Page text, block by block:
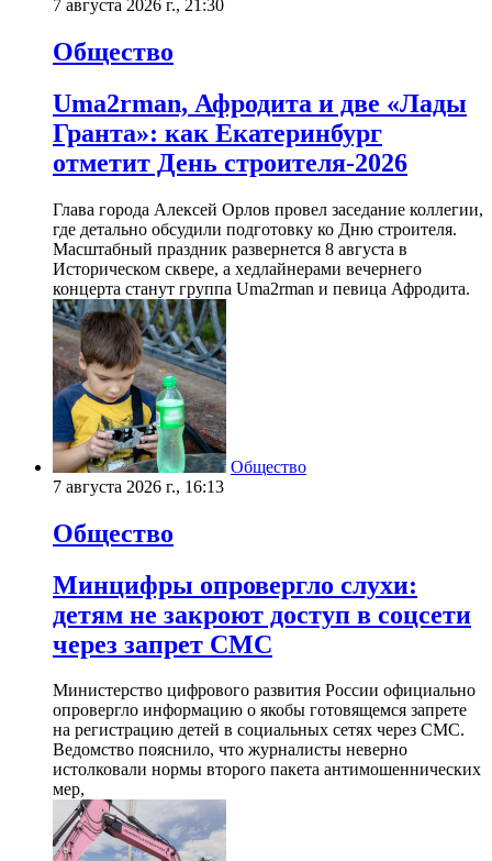
7 августа 2026 г., 21:30
Общество
Uma2rman, Афродита и две «Лады
Гранта»: как Екатеринбург
отметит День строителя-2026
Глава города Алексей Орлов провел заседание коллегии,
где детально обсудили подготовку ко Дню строителя.
Масштабный праздник развернется 8 августа в
Историческом сквере, а хедлайнерами вечернего
концерта станут группа Uma2rman и певица Афродита.
Общество
7 августа 2026 г., 16:13
Общество
Минцифры опровергло слухи:
детям не закроют доступ в соцсети
через запрет СМС
Министерство цифрового развития России официально
опровергло информацию о якобы готовящемся запрете
на регистрацию детей в социальных сетях через СМС.
Ведомство пояснило, что журналисты неверно
истолковали нормы второго пакета антимошеннических
мер,